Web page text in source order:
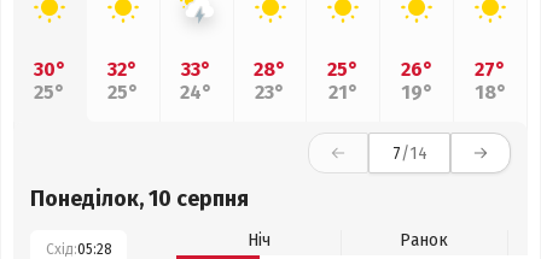
30°
25°
32°
25°
33°
24°
28°
23°
25°
21°
26°
19°
27°
18°
7/14
Понеділок, 10 серпня
Схід:05:28 Ніч
Ранок